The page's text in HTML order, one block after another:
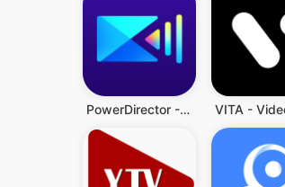
PowerDirector - Video Editor